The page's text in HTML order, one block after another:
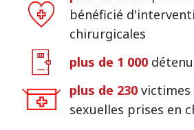
bénéficié
chirurgicales
plus de 1 000
plus de 230 victimes
sexuelles prises en